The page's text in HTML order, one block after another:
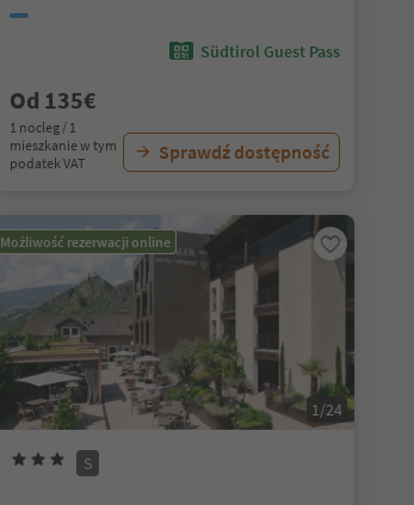
Südtirol Guest Pass
Od 135€
1 nocleg / 1
mieszkanie w tym
podatek VAT
Sprawdź dostępność
Możliwość rezerwacji online
1/24
S